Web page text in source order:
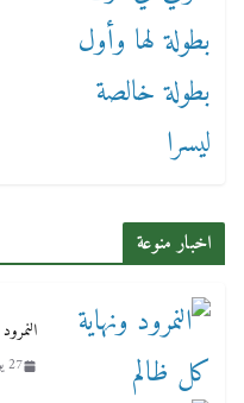
اخبار منوعة
27 يونيو، 2023